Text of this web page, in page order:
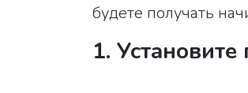
будете получать
1.